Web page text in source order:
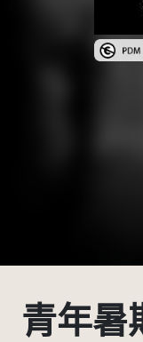
青年暑